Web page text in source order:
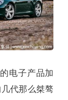
电子产品加
代那么桀骜